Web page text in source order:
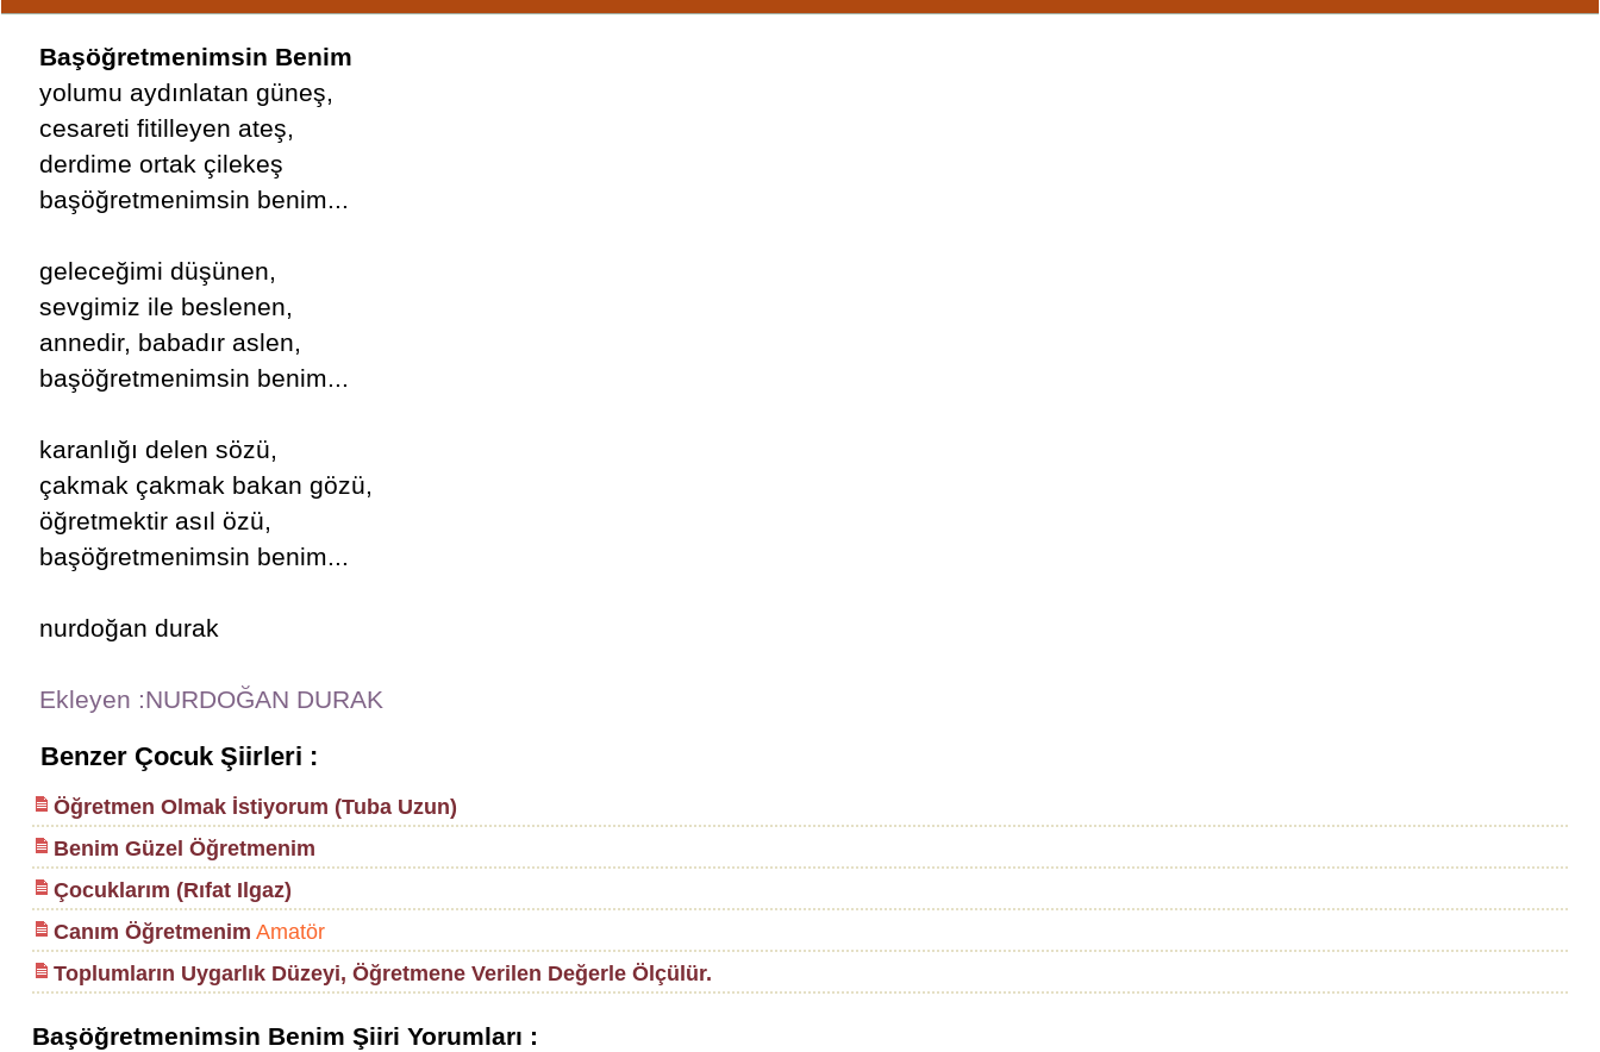
Başöğretmenimsin Benim
yolumu aydınlatan güneş,
cesareti fitilleyen ateş,
derdime ortak çilekeş
başöğretmenimsin benim...
geleceğimi düşünen,
sevgimiz ile beslenen,
annedir, babadır aslen,
başöğretmenimsin benim...
karanlığı delen sözü,
çakmak çakmak bakan gözü,
öğretmektir asıl özü,
başöğretmenimsin benim...
nurdoğan durak
Ekleyen :NURDOĞAN DURAK
Benzer Çocuk Şiirleri :
Öğretmen Olmak İstiyorum (Tuba Uzun)
Benim Güzel Öğretmenim
Çocuklarım (Rıfat Ilgaz)
Canım Öğretmenim Amatör
Toplumların Uygarlık Düzeyi, Öğretmene Verilen Değerle Ölçülür.
Başöğretmenimsin Benim Şiiri Yorumları :